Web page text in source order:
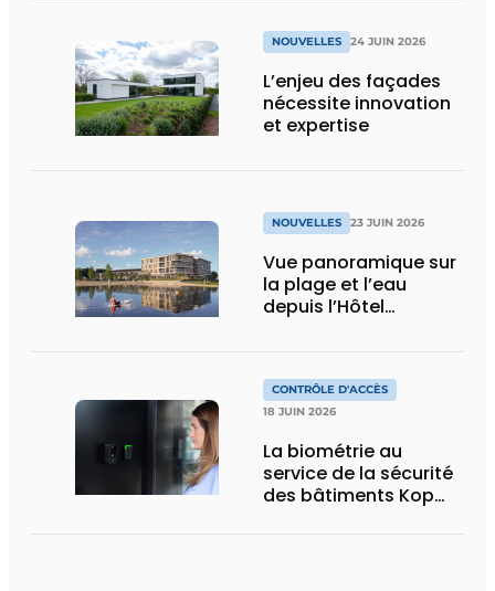
NOUVELLES 24 JUIN 2026
L’enjeu des façades
nécessite innovation
et expertise
NOUVELLES 23 JUIN 2026
Vue panoramique sur
la plage et l’eau
depuis l’Hôtel
CONTRÔLE D'ACCÈS
18 JUIN 2026
La biométrie au
service de la sécurité
des bâtiments Kop